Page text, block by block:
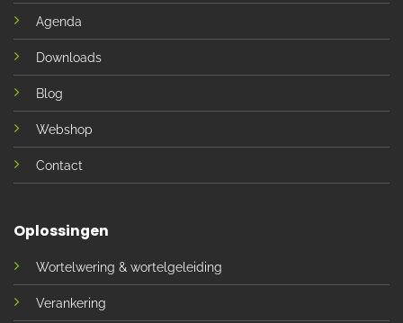
Agenda
Downloads
Blog
Webshop
Contact
Oplossingen
Wortelwering & wortelgeleiding
Verankering